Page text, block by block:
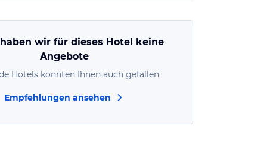
wir für dieses Hotel keine
Angebote
Hotels könnten Ihnen auch gefallen
Empfehlungen ansehen